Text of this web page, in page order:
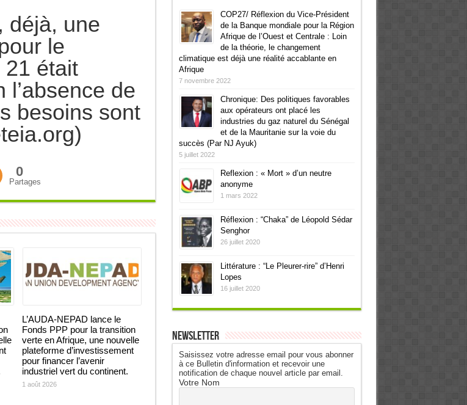
déjà, une
le
était
de
besoins sont
0
Partages
L’AUDA-NEPAD lance le
Fonds PPP pour la transition
verte en Afrique, une nouvelle
plateforme d’investissement
pour financer l’avenir
industriel vert du continent.
1 août 2026
COP27/ Réflexion du Vice-Président
de la Banque mondiale pour la Région
Afrique de l’Ouest et Centrale : Loin
de la théorie, le changement
climatique est déjà une réalité accablante en
Afrique
7 novembre 2022
Chronique: Des politiques favorables
aux opérateurs ont placé les
industries du gaz naturel du Sénégal
et de la Mauritanie sur la voie du
succès (Par NJ Ayuk)
5 juillet 2022
Reflexion : « Mort » d’un neutre
anonyme
1 mars 2022
Réflexion : “Chaka” de Léopold Sédar
Senghor
26 juillet 2020
Littérature : “Le Pleurer-rire” d’Henri
Lopes
16 juillet 2020
Newsletter
Saisissez votre adresse email pour vous abonner
à ce Bulletin d'information et recevoir une
notification de chaque nouvel article par email.
Votre Nom